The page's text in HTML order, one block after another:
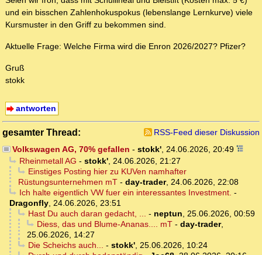
und ein bisschen Zahlenhokuspokus (lebenslange Lernkurve) viele
Kursmuster in den Griff zu bekommen sind.
Aktuelle Frage: Welche Firma wird die Enron 2026/2027? Pfizer?
Gruß
stokk
antworten
gesamter Thread:
RSS-Feed dieser Diskussion
Volkswagen AG, 70% gefallen - stokk', 24.06.2026, 20:49
Rheinmetall AG - stokk', 24.06.2026, 21:27
Einstiges Posting hier zu KUVen namhafter
Rüstungsunternehmen mT - day-trader, 24.06.2026, 22:08
Ich halte eigentlich VW fuer ein interessantes Investment. -
Dragonfly, 24.06.2026, 23:51
Hast Du auch daran gedacht, ... - neptun, 25.06.2026, 00:59
Diess, das und Blume-Ananas.... mT- day-trader,
25.06.2026, 14:27
Die Scheichs auch... - stokk', 25.06.2026, 10:24